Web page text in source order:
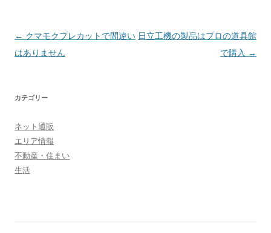
投稿ナビゲーション
← クマモクプレカットで間違い
はありません
日立工機の製品はプロの道具館
で購入 →
カテゴリー
ネット通販
エリア情報
不動産・住まい
生活